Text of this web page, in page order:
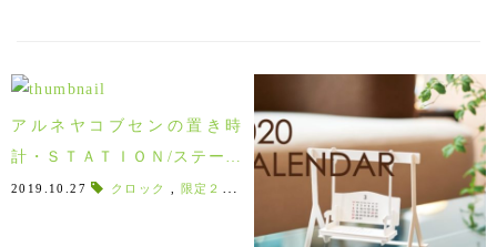
アルネヤコブセンの置き時
計・ＳＴＡＴＩＯＮ/ステーシ
ョン！限定モデルが入荷しま
2019.10.27 クロック 限定２色 アルネヤコブセン, ,バ